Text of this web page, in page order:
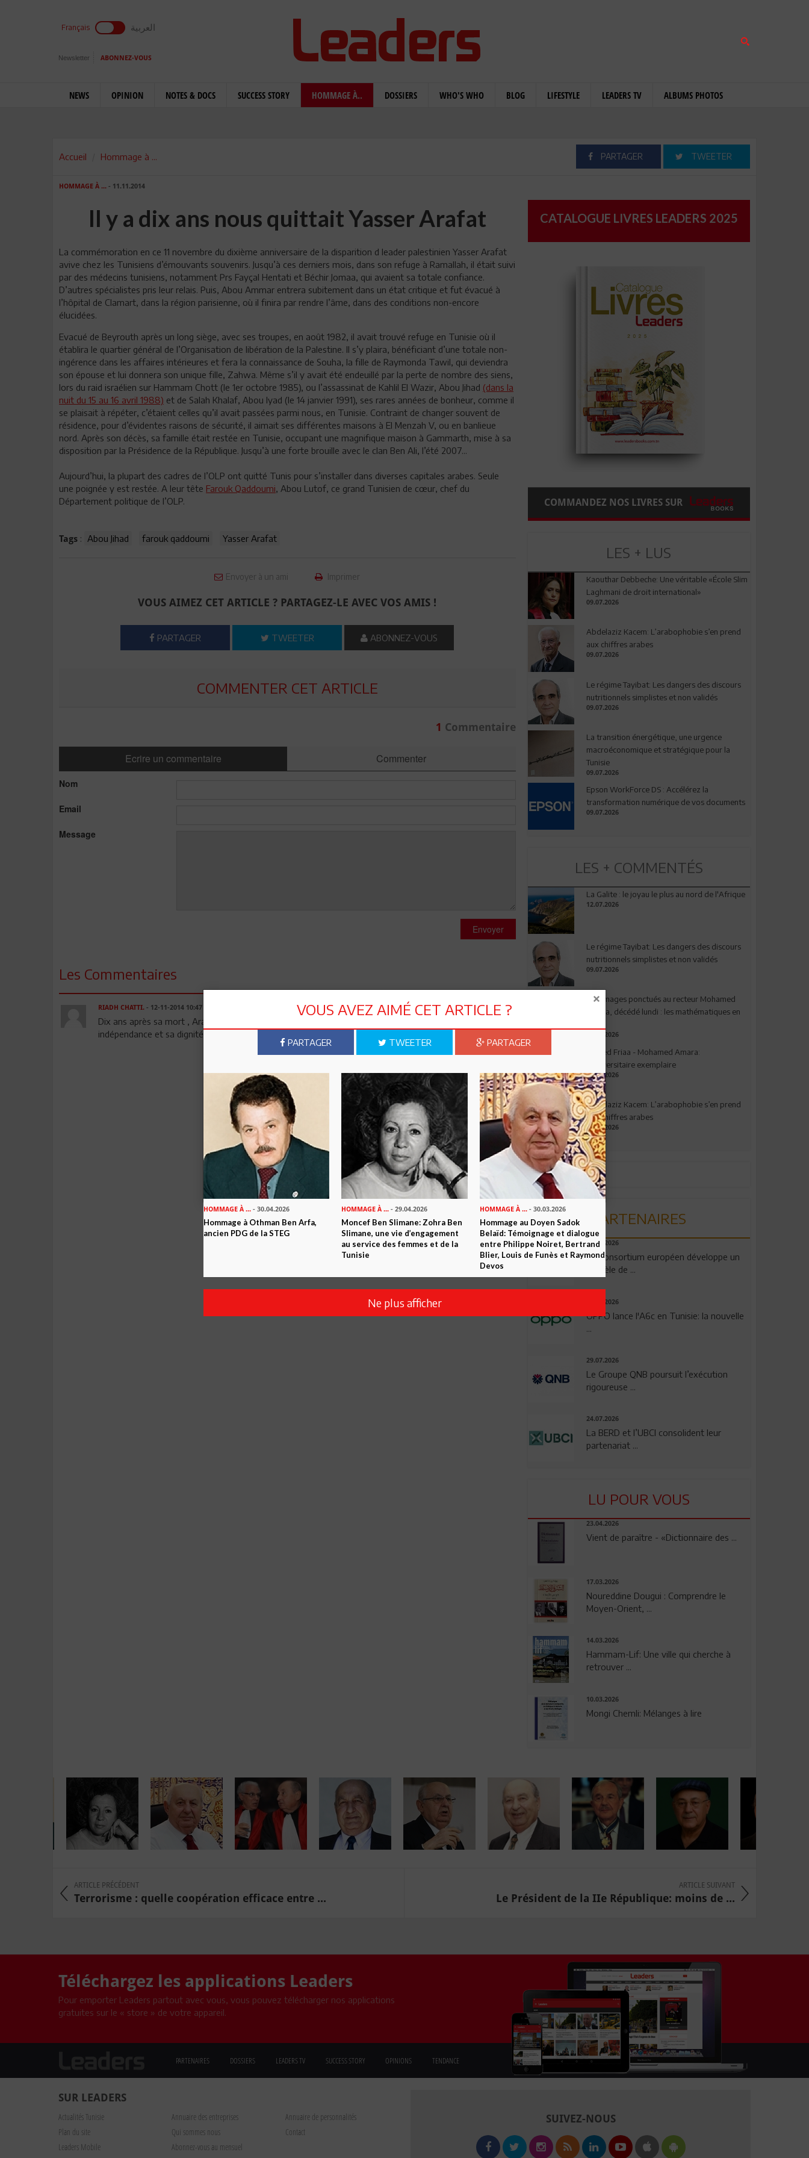
Français العربية
Newsletter ABONNEZ-VOUS
NEWS OPINION NOTES & DOCS SUCCESS STORY HOMMAGE À.. DOSSIERS WHO'S WHO BLOG LIFESTYLE LEADERS TV ALBUMS PHOTOS
Accueil Hommage à ... PARTAGER TWEETER
HOMMAGE À ... - 11.11.2014
Il y a dix ans nous quittait Yasser Arafat
La commémoration en ce 11 novembre du dixième anniversaire de la disparition d leader palestinien Yasser Arafat
avive chez les Tunisiens d’émouvants souvenirs. Jusqu’à ces derniers mois, dans son refuge à Ramallah, il était suivi
par des médecins tunisiens, notamment Prs Fayçal Hentati et Béchir Jomaa, qui avaient sa totale confiance.
D’autres spécialistes pris leur relais. Puis, Abou Ammar entrera subitement dans un état critique et fut évacué à
l’hôpital de Clamart, dans la région parisienne, où il finira par rendre l’âme, dans des conditions non-encore
élucidées.
Evacué de Beyrouth après un long siège, avec ses troupes, en août 1982, il avait trouvé refuge en Tunisie où il
établira le quartier général de l’Organisation de libération de la Palestine. Il s’y plaira, bénéficiant d’une totale non-
ingérence dans les affaires intérieures et fera la connaissance de Souha, la fille de Raymonda Tawil, qui deviendra
son épouse et lui donnera son unique fille, Zahwa. Même s’il y avait été endeuillé par la perte de nombre des siens,
lors du raid israélien sur Hammam Chott (le 1er octobre 1985), ou l’assassinat de Kahlil El Wazir, Abou Jihad (dans la
nuit du 15 au 16 avril 1988) et de Salah Khalaf, Abou Iyad (le 14 janvier 1991), ses rares années de bonheur, comme il
se plaisait à répéter, c’étaient celles qu’il avait passées parmi nous, en Tunisie. Contraint de changer souvent de
résidence, pour d’évidentes raisons de sécurité, il aimait ses différentes maisons à El Menzah V, ou en banlieue
nord. Après son décès, sa famille était restée en Tunisie, occupant une magnifique maison à Gammarth, mise à sa
disposition par la Présidence de la République. Jusqu’à une forte brouille avec le clan Ben Ali, l’été 2007...
Aujourd’hui, la plupart des cadres de l’OLP ont quitté Tunis pour s’installer dans diverses capitales arabes. Seule
une poignée y est restée. A leur tête Farouk Qaddoumi, Abou Lutof, ce grand Tunisien de cœur, chef du
Département politique de l’OLP.
Tags : Abou Jihad farouk qaddoumi Yasser Arafat
Envoyer à un ami Imprimer
VOUS AIMEZ CET ARTICLE ? PARTAGEZ-LE AVEC VOS AMIS !
PARTAGER TWEETER ABONNEZ-VOUS
COMMENTER CET ARTICLE
1 Commentaire
Ecrire un commentaire Commenter
Nom
Email
Message
Envoyer
Les Commentaires
RIADH CHATTI.- 12-11-2014 10:47
Dix ans après sa mort , Arafat reste un SYMBOLE vivant de la lutte du peuple palestinien pour son
indépendance et sa dignité !
CATALOGUE LIVRES LEADERS 2025
COMMANDEZ NOS LIVRES SUR
LES + LUS
Kaouthar Debbeche: Une véritable «École Slim
Laghmani de droit international»
09.07.2026
Abdelaziz Kacem: L’arabophobie s’en prend
aux chiffres arabes
09.07.2026
Le régime Tayibat: Les dangers des discours
nutritionnels simplistes et non validés
09.07.2026
La transition énergétique, une urgence
macroéconomique et stratégique pour la
Tunisie
09.07.2026
Epson WorkForce DS : Accélérez la
transformation numérique de vos documents
09.07.2026
LES + COMMENTÉS
La Galite : le joyau le plus au nord de l'Afrique
12.07.2026
Le régime Tayibat: Les dangers des discours
nutritionnels simplistes et non validés
09.07.2026
Hommages ponctués au recteur Mohamed
Amara, décédé lundi : les mathématiques en
03.08.2026
Ahmed Friaa - Mohamed Amara:
l’Universitaire exemplaire
04.08.2026
Abdelaziz Kacem: L’arabophobie s’en prend
aux chiffres arabes
09.07.2026
PARTENAIRES
06.08.2026
Un consortium européen développe un
modèle de ...
04.08.2026
OPPO lance l'A6c en Tunisie: la nouvelle
...
29.07.2026
Le Groupe QNB poursuit l’exécution
rigoureuse ...
24.07.2026
La BERD et l’UBCI consolident leur
partenariat ...
LU POUR VOUS
23.04.2026
Vient de paraître - «Dictionnaire des ...
17.03.2026
Noureddine Dougui : Comprendre le
Moyen-Orient, ...
14.03.2026
Hammam-Lif: Une ville qui cherche à
retrouver ...
10.03.2026
Mongi Chemli: Mélanges à lire
ARTICLE PRÉCÉDENT
Terrorisme : quelle coopération efficace entre ...
ARTICLE SUIVANT
Le Président de la IIe République: moins de ...
Téléchargez les applications Leaders
Pour emporter Leaders partout avec vous, vous pouvez télécharger nos applications
gratuites sur le « store » de votre appareil.
PARTENAIRES DOSSIERS LEADERS TV SUCCESS STORY OPINIONS TENDANCE
SUR LEADERS
Actualités Tunisie Annuaire des entreprises
Annuaire de personnalités
Plan du site
Qui sommes nous
Contact
Leaders Mobile
Abonnez-vous au mensuel
SUIVEZ-NOUS
VOUS AVEZ AIMÉ CET ARTICLE ?
PARTAGER TWEETER PARTAGER
HOMMAGE À ... - 30.04.2026
Hommage à Othman Ben Arfa,
ancien PDG de la STEG
HOMMAGE À ... - 29.04.2026
Moncef Ben Slimane: Zohra Ben
Slimane, une vie d’engagement
au service des femmes et de la
Tunisie
HOMMAGE À ...- 30.03.2026
Hommage au Doyen Sadok
Belaïd: Témoignage et dialogue
entre Philippe Noiret, Bertrand
Blier, Louis de Funès et Raymond
Devos
Ne plus afficher